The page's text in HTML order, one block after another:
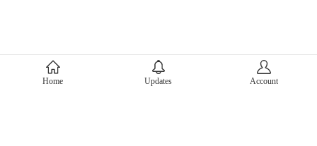
About Mercari
Corporate Site
Home Updates Account